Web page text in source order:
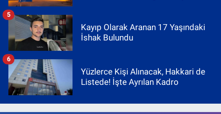
Kayıp Olarak Aranan 17 Yaşındaki
İshak Bulundu
5
Yüzlerce Kişi Alınacak, Hakkari de
Listede! İşte Ayrılan Kadro
6